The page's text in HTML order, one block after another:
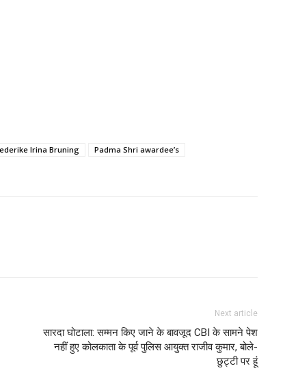
Irina Bruning
Padma Shri awardee’s
Next article
सारदा घोटाला: सम्मन किए जाने के बावजूद CBI के सामने पेश
नहीं हुए कोलकाता के पूर्व पुलिस आयुक्त राजीव कुमार, बोले-
छुट्टी पर हूं